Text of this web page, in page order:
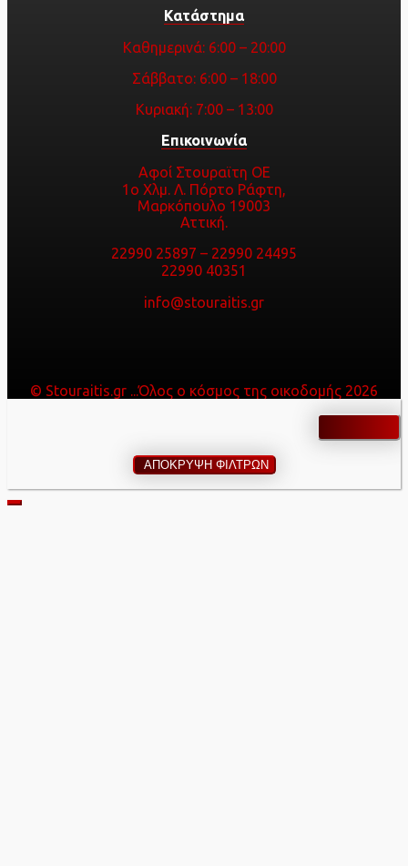
Κατάστημα
Καθημερινά: 6:00 – 20:00
Σάββατο: 6:00 – 18:00
Κυριακή: 7:00 – 13:00
Επικοινωνία
Αφοί Στουραϊτη ΟΕ
1ο Χλμ. Λ. Πόρτο Ράφτη,
Μαρκόπουλο 19003
Αττική.
22990 25897 – 22990 24495
22990 40351
info@stouraitis.gr
© Stouraitis.gr ...Όλος ο κόσμος της οικοδομής 2026
ΑΠΟΚΡΥΨΗ ΦΙΛΤΡΩΝ